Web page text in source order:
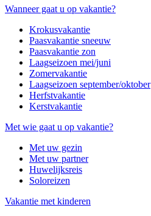
Wanneer gaat u op vakantie?
Krokusvakantie
Paasvakantie sneeuw
Paasvakantie zon
Laagseizoen mei/juni
Zomervakantie
Laagseizoen september/oktober
Herfstvakantie
Kerstvakantie
Met wie gaat u op vakantie?
Met uw gezin
Met uw partner
Huwelijksreis
Soloreizen
Vakantie met kinderen